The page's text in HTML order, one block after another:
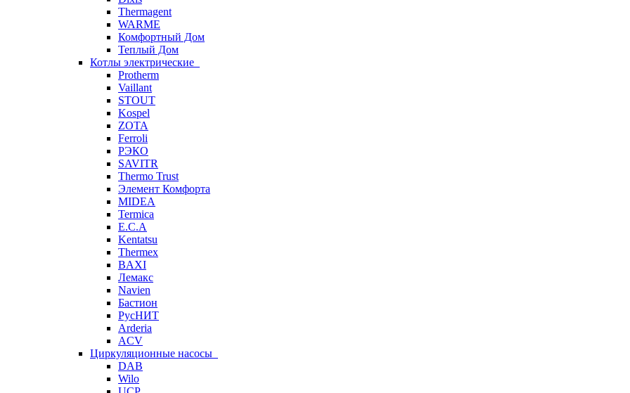
Thermagent
WARME
Комфортный Дом
Теплый Дом
Котлы электрические
Protherm
Vaillant
STOUT
Kospel
ZOTA
Ferroli
РЭКО
SAVITR
Thermo Trust
Элемент Комфорта
MIDEA
Termica
E.C.A
Kentatsu
Thermex
BAXI
Лемакс
Navien
Бастион
РусНИТ
Arderia
ACV
Циркуляционные насосы
DAB
Wilo